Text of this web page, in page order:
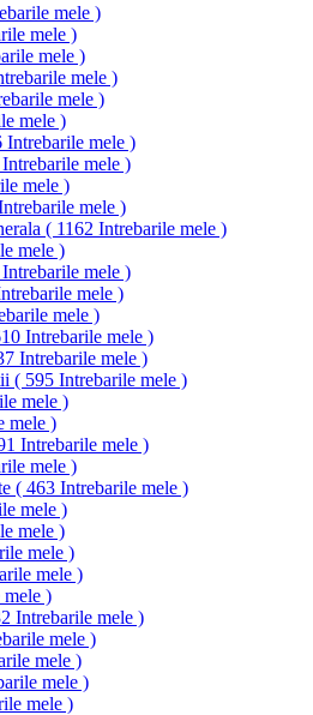
mele )
mele )
mele )
mele )
mele )
mele )
Intrebarile mele )
mele )
mele )
mele )
( 1162 Intrebarile mele )
mele )
mele )
mele )
mele )
Intrebarile mele )
Intrebarile mele )
( 595 Intrebarile mele )
mele )
mele )
Intrebarile mele )
mele )
( 463 Intrebarile mele )
mele )
mele )
mele )
mele )
)
Intrebarile mele )
mele )
mele )
mele )
mele )